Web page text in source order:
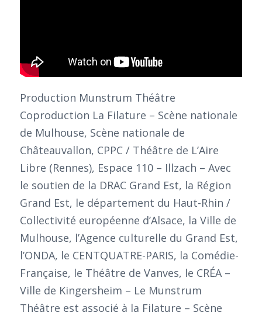
Production Munstrum Théâtre
Coproduction La Filature – Scène nationale
de Mulhouse, Scène nationale de
Châteauvallon, CPPC / Théâtre de L’Aire
Libre (Rennes), Espace 110 – Illzach – Avec
le soutien de la DRAC Grand Est, la Région
Grand Est, le département du Haut-Rhin /
Collectivité européenne d’Alsace, la Ville de
Mulhouse, l’Agence culturelle du Grand Est,
l’ONDA, le CENTQUATRE-PARIS, la Comédie-
Française, le Théâtre de Vanves, le CRÉA –
Ville de Kingersheim – Le Munstrum
Théâtre est associé à la Filature – Scène